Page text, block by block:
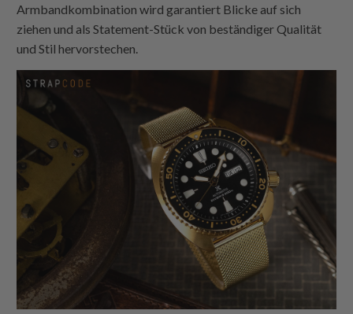
Armbandkombination wird garantiert Blicke auf sich
ziehen und als Statement-Stück von beständiger Qualität
und Stil hervorstechen.